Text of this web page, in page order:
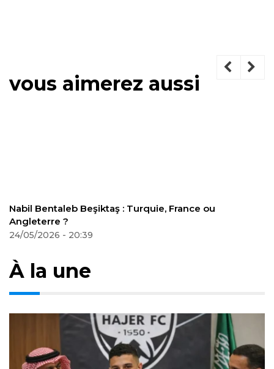
vous aimerez aussi
Nabil Bentaleb Beşiktaş : Turquie, France ou
Angleterre ?
24/05/2026 - 20:39
À la une